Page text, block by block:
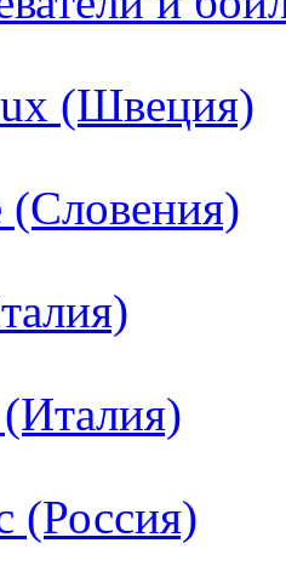
(Швеция)
(Словения)
(Россия)